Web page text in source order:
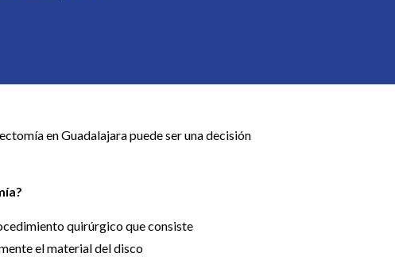
en Guadalajara puede ser una decisión
quirúrgico que consiste
el material del disco